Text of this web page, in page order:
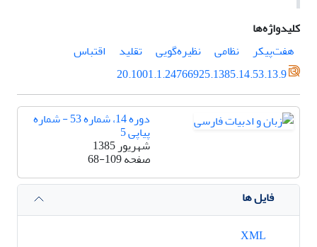
کلیدواژه‌ها
هفت‌پیکر
نظامی نظیره‌گویی‌ تقلید
اقتباس
20.1001.1.24766925.1385.14.53.13.9
دوره 14، شماره 53 - شماره
پیاپی 5
شهریور 1385
صفحه68-109
فایل ها